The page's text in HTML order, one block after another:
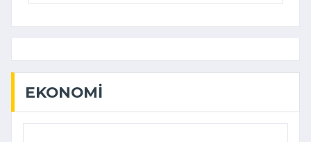
EKONOMI